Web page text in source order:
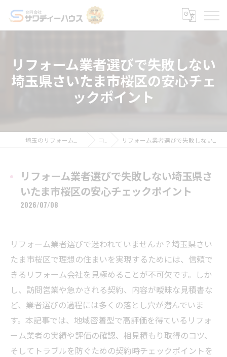
リフォーム業者選びで失敗しない
埼玉県さいたま市桜区の安心チェ
ックポイント
コラム リフォーム業者選びで失敗しない埼玉県さいたま市桜区の安心チェックポイント
リフォーム業者選びで失敗しない埼玉県さ
いたま市桜区の安心チェックポイント
2026/07/08
リフォーム業者選びで迷われていませんか？埼玉県さい
たま市桜区で理想の住まいを実現するためには、信頼で
きるリフォーム会社を見極めることが不可欠です。しか
し、訪問営業や急かされる契約、内容が曖昧な見積書な
ど、業者選びの過程には多くの落とし穴が潜んでいま
す。本記事では、地域密着型で高評価を得ているリフォ
ーム業者の実績や評価の確認、相見積もり取得のコツ、
そしてトラブルを防ぐための契約時チェックポイントを